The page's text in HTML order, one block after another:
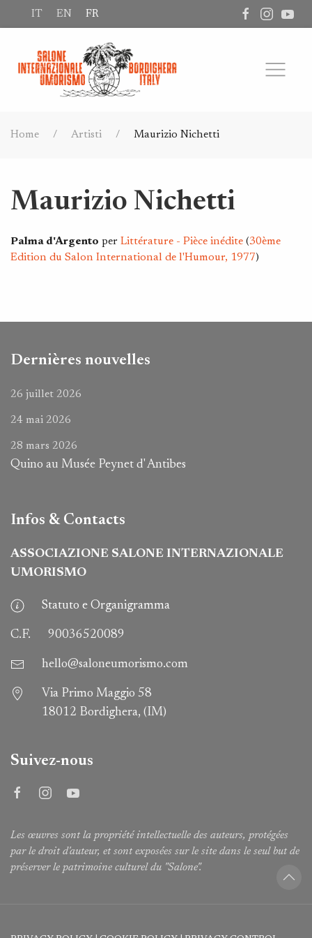
IT EN FR
Home Artisti Maurizio Nichetti
Maurizio Nichetti
Palma d'Argento per Littérature - Pièce inédite (30ème
Edition du Salon International de l'Humour, 1977)
Dernières nouvelles
26 juillet 2026
24 mai 2026
28 mars 2026
Quino au Musée Peynet d' Antibes
Infos & Contacts
ASSOCIAZIONE SALONE INTERNAZIONALE
UMORISMO
Statuto e Organigramma
C.F. 90036520089
hello@saloneumorismo.com
Via Primo Maggio 58
18012 Bordighera, (IM)
Suivez-nous
Les œuvres sont la propriété intellectuelle des auteurs, protégées
par le droit d'auteur, et sont exposées sur le site dans le seul but de
préserver le patrimoine culturel du "Salone".